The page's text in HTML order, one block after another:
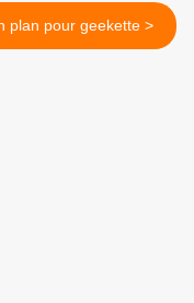
Bon plan pour geekette >